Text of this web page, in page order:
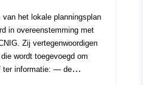
het lokale planningsplan
in overeenstemming met
Zij vertegenwoordigen
wordt toegevoegd om
ter informatie: — de